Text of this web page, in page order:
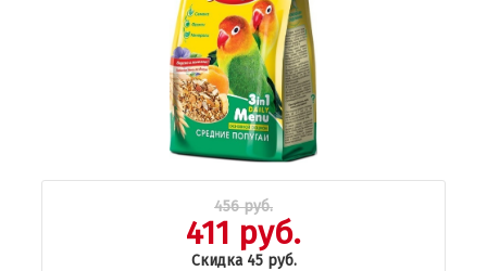
456 руб.
411 руб.
Скидка 45 руб.